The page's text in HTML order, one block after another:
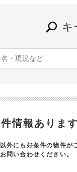
キ
情報あります
外にも好条件の物件が
問い合わせください。